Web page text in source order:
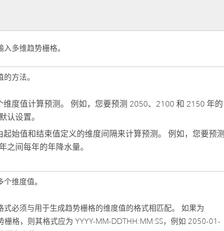
入多维趋势栅格。
方法。
度值计算预测。 例如，您要预测 2050、2100 和 2150 年的
认设置。
起始值和结束值定义的维度间隔来计算预测。 例如，您要预测
之间每年的年降水量。
维度值。
式必须与用于生成趋势栅格的维度值的格式相匹配。 如果为
栅格，则其格式应为 YYYY-MM-DDTHH:MM:SS，例如 2050-01-